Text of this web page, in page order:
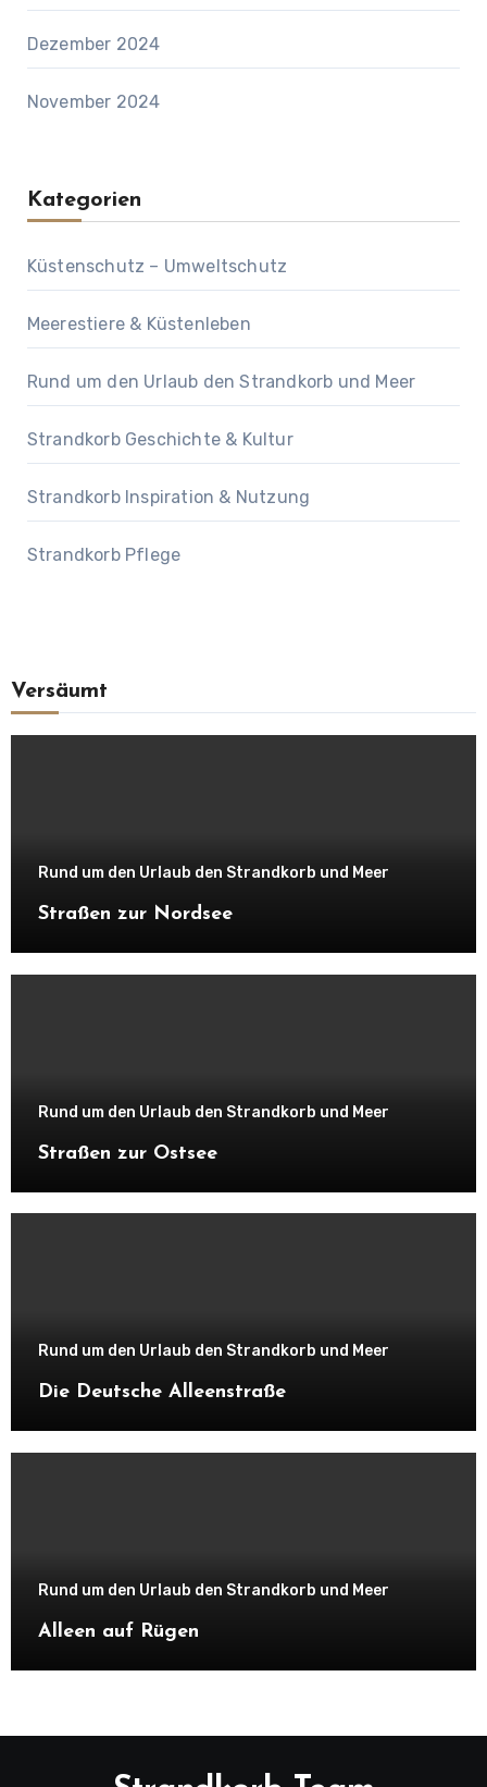
Dezember 2024
November 2024
Kategorien
Küstenschutz – Umweltschutz
Meerestiere & Küstenleben
Rund um den Urlaub den Strandkorb und Meer
Strandkorb Geschichte & Kultur
Strandkorb Inspiration & Nutzung
Strandkorb Pflege
Versäumt
Rund um den Urlaub den Strandkorb und Meer
Straßen zur Nordsee
Rund um den Urlaub den Strandkorb und Meer
Straßen zur Ostsee
Rund um den Urlaub den Strandkorb und Meer
Die Deutsche Alleenstraße
Rund um den Urlaub den Strandkorb und Meer
Alleen auf Rügen